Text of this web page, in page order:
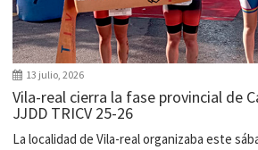
13 julio, 2026
Vila-real cierra la fase provincial de
JJDD TRICV 25-26
La localidad de Vila-real organizaba este